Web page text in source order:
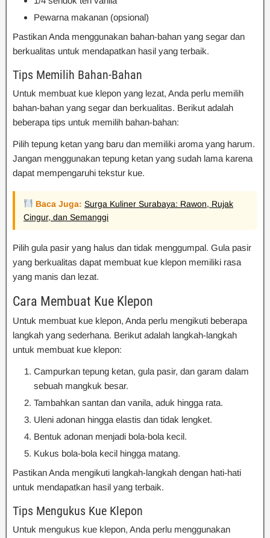
Pewarna makanan (opsional)
Pastikan Anda menggunakan bahan-bahan yang segar dan
berkualitas untuk mendapatkan hasil yang terbaik.
Tips Memilih Bahan-Bahan
Untuk membuat kue klepon yang lezat, Anda perlu memilih
bahan-bahan yang segar dan berkualitas. Berikut adalah
beberapa tips untuk memilih bahan-bahan:
Pilih tepung ketan yang baru dan memiliki aroma yang harum.
Jangan menggunakan tepung ketan yang sudah lama karena
dapat mempengaruhi tekstur kue.
Baca Juga: Surga Kuliner Surabaya: Rawon, Rujak
Cingur, dan Semanggi
Pilih gula pasir yang halus dan tidak menggumpal. Gula pasir
yang berkualitas dapat membuat kue klepon memiliki rasa
yang manis dan lezat.
Cara Membuat Kue Klepon
Untuk membuat kue klepon, Anda perlu mengikuti beberapa
langkah yang sederhana. Berikut adalah langkah-langkah
untuk membuat kue klepon:
Campurkan tepung ketan, gula pasir, dan garam dalam
sebuah mangkuk besar.
Tambahkan santan dan vanila, aduk hingga rata.
Uleni adonan hingga elastis dan tidak lengket.
Bentuk adonan menjadi bola-bola kecil.
Kukus bola-bola kecil hingga matang.
Pastikan Anda mengikuti langkah-langkah dengan hati-hati
untuk mendapatkan hasil yang terbaik.
Tips Mengukus Kue Klepon
Untuk mengukus kue klepon, Anda perlu menggunakan